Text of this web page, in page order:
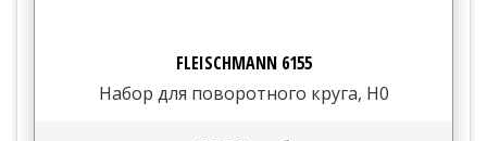
FLEISCHMANN 6155
Набор для поворотного круга, H0